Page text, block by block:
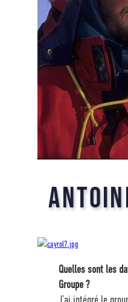
Quelles sont les
Groupe ?
J’ai intégré le